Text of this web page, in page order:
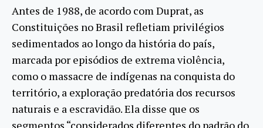
Antes de 1988, de acordo com Duprat, as
Constituições no Brasil refletiam privilégios
sedimentados ao longo da história do país,
marcada por episódios de extrema violência,
como o massacre de indígenas na conquista do
território, a exploração predatória dos recursos
naturais e a escravidão. Ela disse que os
segmentos “considerados diferentes do padrão do